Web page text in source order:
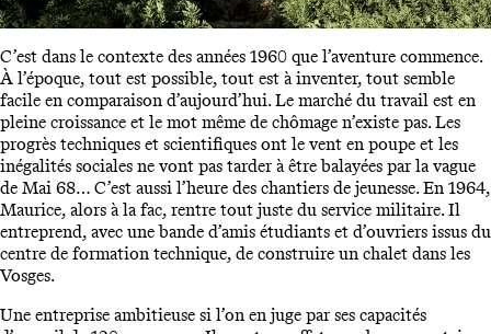
C’est dans le contexte des années 1960 que l’aventure commence.
À l’époque, tout est possible, tout est à inventer, tout semble
facile en comparaison d’aujourd’hui. Le marché du travail est en
pleine croissance et le mot même de chômage n’existe pas. Les
progrès techniques et scientifiques ont le vent en poupe et les
inégalités sociales ne vont pas tarder à être balayées par la vague
de Mai 68… C’est aussi l’heure des chantiers de jeunesse. En 1964,
Maurice, alors à la fac, rentre tout juste du service militaire. Il
entreprend, avec une bande d’amis étudiants et d’ouvriers issus du
centre de formation technique, de construire un chalet dans les
Vosges.
Une entreprise ambitieuse si l’on en juge par ses capacités